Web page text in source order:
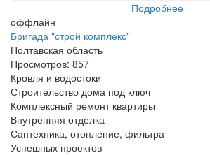
Подробнее
оффлайн
Бригада "строй комплекс"
Полтавская область
Просмотров: 857
Кровля и водостоки
Строительство дома под ключ
Комплексный ремонт квартиры
Внутренняя отделка
Сантехника, отопление, фильтра
Успешных проектов